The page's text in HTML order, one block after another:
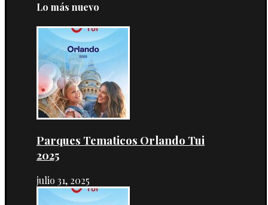
Lo más nuevo
Parques Tematicos Orlando Tui
2025
julio 31, 2025